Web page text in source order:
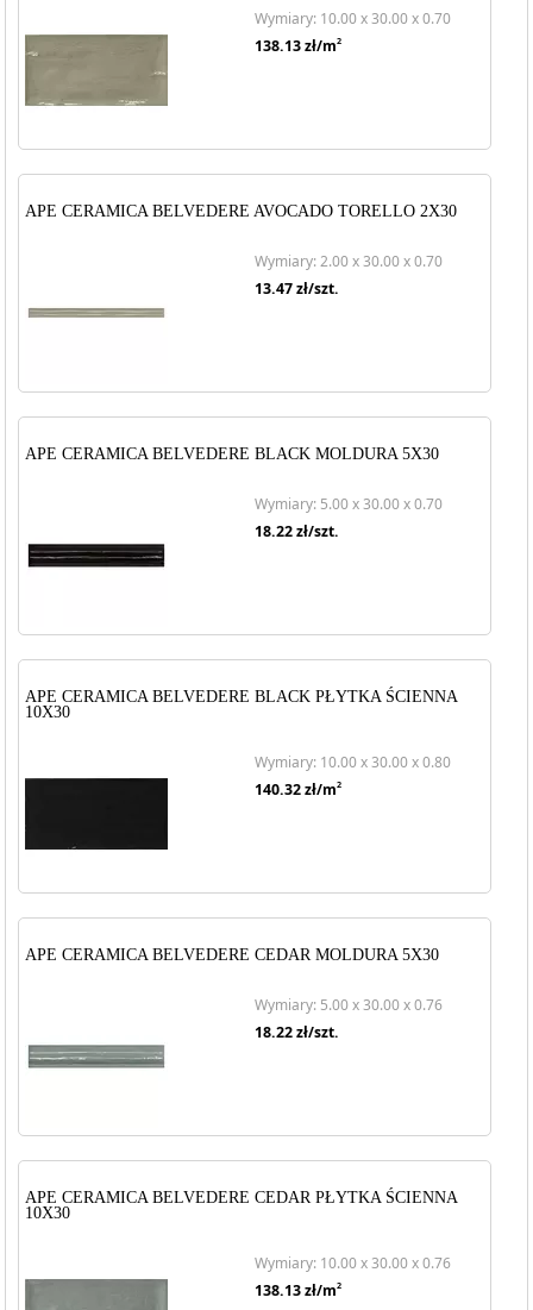
Wymiary: 10.00 x 30.00 x 0.70
138.13zł/m2
APE CERAMICA BELVEDERE AVOCADO TORELLO 2X30
Wymiary: 2.00 x 30.00 x 0.70
13.47zł/szt.
APE CERAMICA BELVEDERE BLACK MOLDURA 5X30
Wymiary: 5.00 x 30.00 x 0.70
18.22zł/szt.
APE CERAMICA BELVEDERE BLACK PŁYTKA ŚCIENNA
10X30
Wymiary: 10.00 x 30.00 x 0.80
140.32zł/m2
APE CERAMICA BELVEDERE CEDAR MOLDURA 5X30
Wymiary: 5.00 x 30.00 x 0.76
18.22zł/szt.
APE CERAMICA BELVEDERE CEDAR PŁYTKA ŚCIENNA
10X30
Wymiary: 10.00 x 30.00 x 0.76
138.13zł/m2